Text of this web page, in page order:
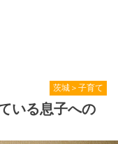
茨城＞子育て
いる息子への